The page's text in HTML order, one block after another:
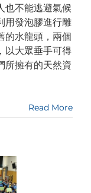
也不能逃避氣候
用發泡膠進行雕
的水龍頭，兩個
以大眾垂手可得
所擁有的天然資
Read More